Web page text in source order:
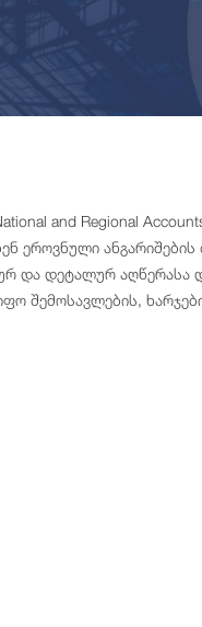
and Regional
ეროვნული
და დეტალურ აღწერასა
შემოსავლების,